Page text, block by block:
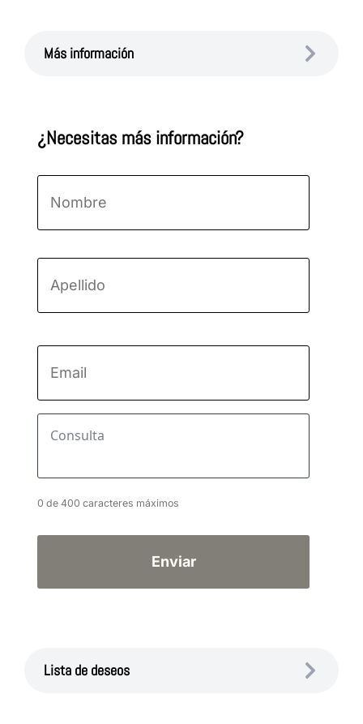
Más información
¿Necesitas más información?
Consulta
0 de 400 caracteres máximos
Lista de deseos